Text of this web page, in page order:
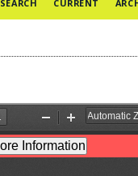
SEARCH CURRENT